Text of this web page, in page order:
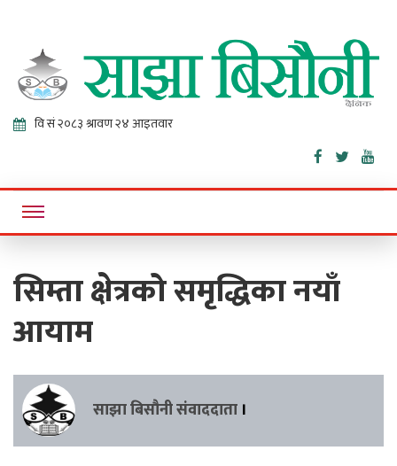
Sajha
Bisaunee
Online News Portal
सिम्ता क्षेत्रको समृद्धिका नयाँ
आयाम
साझा बिसौनी संवाददाता ।